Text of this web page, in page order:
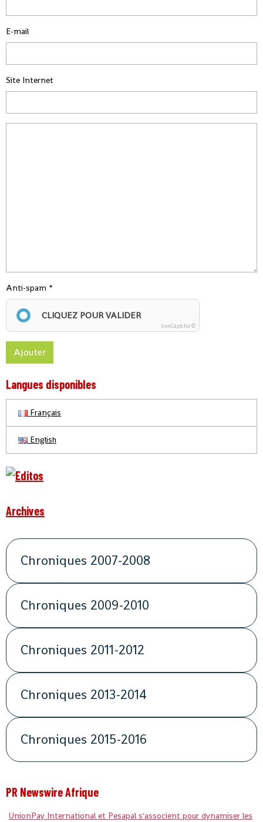
E-mail
Site Internet
Anti-spam
CLIQUEZ POUR VALIDER
IconCaptcha ©
Ajouter
Langues disponibles
Français
English
Archives
Chroniques 2007-2008
Chroniques 2009-2010
Chroniques 2011-2012
Chroniques 2013-2014
Chroniques 2015-2016
PR Newswire Afrique
UnionPay International et Pesapal s'associent pour dynamiser les